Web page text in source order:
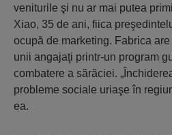
veniturile şi nu ar mai putea
Xiao, 35 de ani, fiica
ocupă de marketing. Fabrica
unii angajaţi printr-un program
combatere a sărăciei.
probleme sociale uriaşe în
ea.